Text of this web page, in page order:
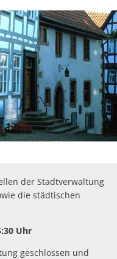
der Stadtverwaltung
die städtischen
Uhr
geschlossen und